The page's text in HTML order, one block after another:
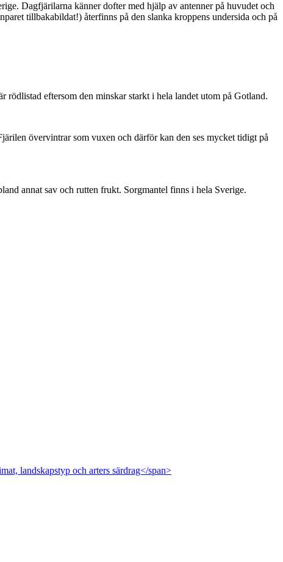
Dagfjärilarna känner dofter med hjälp av antenner på huvudet och
tillbakabildat!) återfinns på den slanka kroppens undersida och på
eftersom den minskar starkt i hela landet utom på Gotland.
övervintrar som vuxen och därför kan den ses mycket tidigt på
annat sav och rutten frukt. Sorgmantel finns i hela Sverige.
landskapstyp och arters särdrag</span>